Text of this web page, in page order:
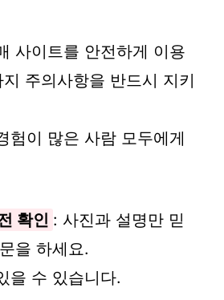
사이트를 안전하게 이용
주의사항을 반드시 지키
험이 많은 사람 모두에게
확인 : 사진과 설명만 믿
을 하세요.
을 수 있습니다.